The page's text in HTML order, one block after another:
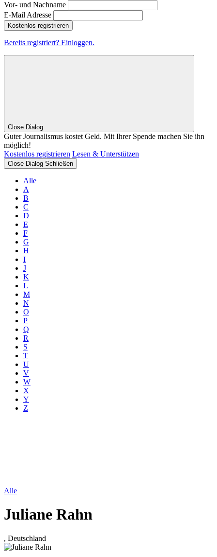
Vor- und Nachname
E-Mail Adresse
Kostenlos registrieren
Bereits registriert? Einloggen.
Close Dialog
Guter Journalismus kostet Geld. Mit Ihrer Spende machen Sie ihn
möglich!
Kostenlos registrieren Lesen & Unterstützen
Close Dialog Schließen
Alle
A
B
C
D
E
F
G
H
I
J
K
L
M
N
O
P
Q
R
S
T
U
V
W
X
Y
Z
Alle
Juliane Rahn
, Deutschland